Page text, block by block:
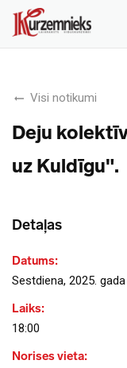
Visi notikumi
Deju
uz Kuldīgu".
Detaļas
Datums:
Sestdiena, 2025.
Laiks:
18:00
Norises vieta: